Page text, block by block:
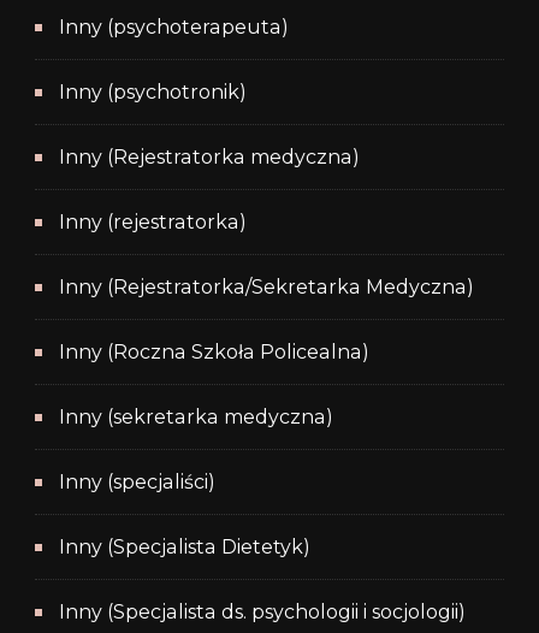
Inny (psychoterapeuta)
Inny (psychotronik)
Inny (Rejestratorka medyczna)
Inny (rejestratorka)
Inny (Rejestratorka/Sekretarka Medyczna)
Inny (Roczna Szkoła Policealna)
Inny (sekretarka medyczna)
Inny (specjaliści)
Inny (Specjalista Dietetyk)
Inny (Specjalista ds. psychologii i socjologii)